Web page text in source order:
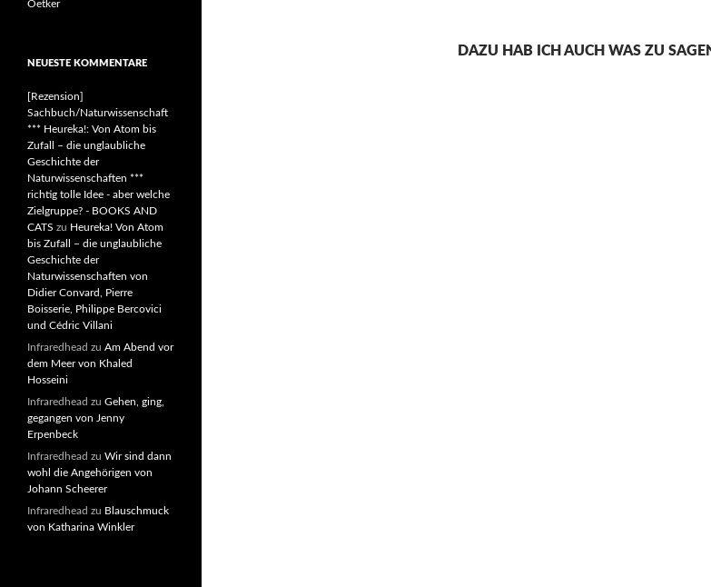
DAZU HAB ICH AUCH WAS ZU
Oetker
NEUESTE KOMMENTARE
[Rezension]
Sachbuch/Naturwissenschaft
*** Heureka!: Von Atom bis
Zufall – die unglaubliche
Geschichte der
Naturwissenschaften ***
richtig tolle Idee - aber welche
Zielgruppe? - BOOKS AND
CATS zu Heureka! Von Atom
bis Zufall – die unglaubliche
Geschichte der
Naturwissenschaften von
Didier Convard, Pierre
Boisserie, Philippe Bercovici
und Cédric Villani
Infraredhead zu Am Abend vor
dem Meer von Khaled
Hosseini
Infraredhead zu Gehen, ging,
gegangen von Jenny
Erpenbeck
Infraredhead zu Wir sind dann
wohl die Angehörigen von
Johann Scheerer
Infraredhead zu Blauschmuck
von Katharina Winkler